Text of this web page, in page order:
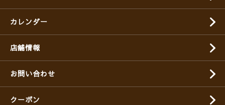
カレンダー
店舗情報
お問い合わせ
クーポン